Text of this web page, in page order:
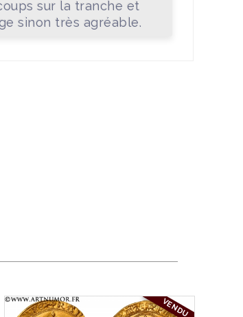
sur la tranche et
sinon très agréable.
VENDU